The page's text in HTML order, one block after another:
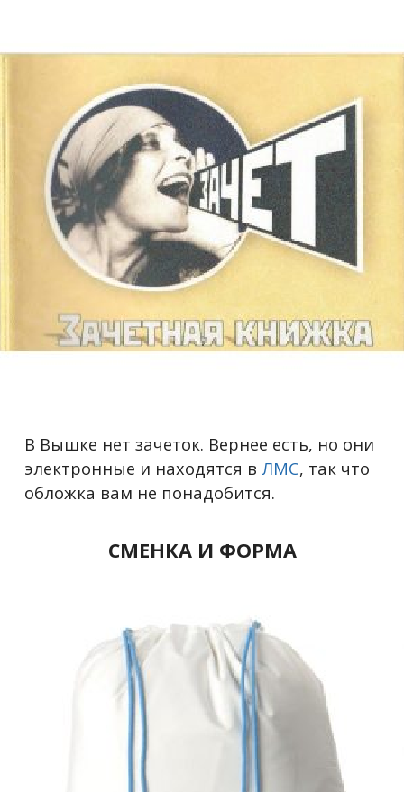
В Вышке нет зачеток. Вернее есть, но они
электронные и находятся вЛМС, так что
обложка вам не понадобится.
СМЕНКА И ФОРМА